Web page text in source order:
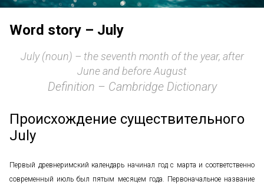
Word story – July
July (noun) – the seventh month of the year, after
June and before August
Definition – Cambridge Dictionary
Происхождение существительного
July
Первый древнеримский календарь начинал год с марта и соответственно
современный июль был пятым месяцем года. Первоначальное название